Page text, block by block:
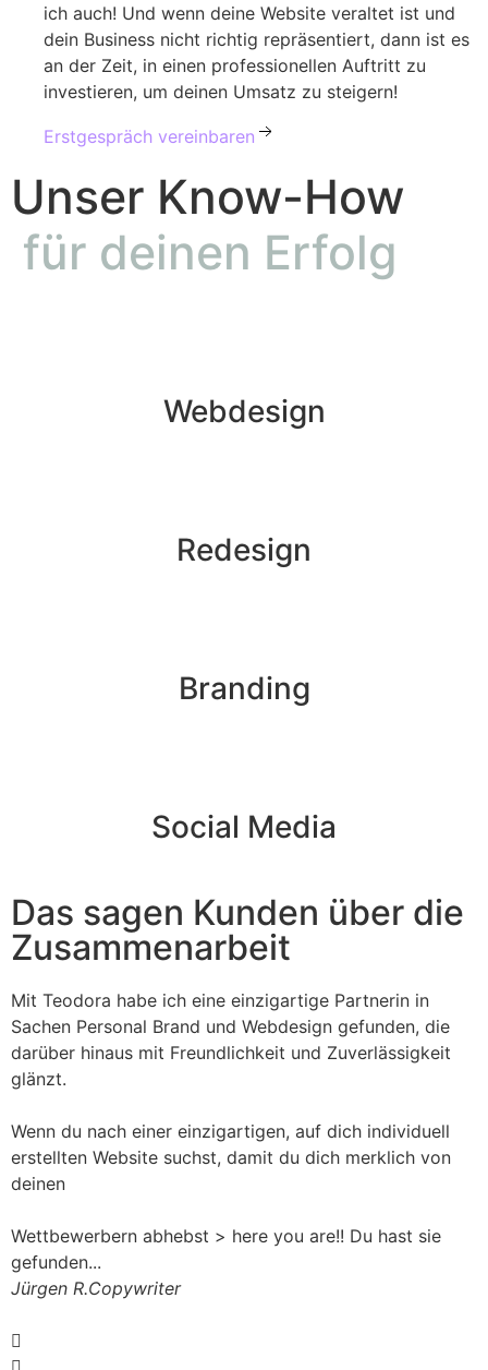
ich auch! Und wenn deine Website veraltet ist und
dein Business nicht richtig repräsentiert, dann ist es
an der Zeit, in einen professionellen Auftritt zu
investieren, um deinen Umsatz zu steigern!
Erstgespräch vereinbaren
Unser Know-How
für deinen Erfolg
Webdesign
Redesign
Branding
Social Media
Das sagen Kunden über die
Zusammenarbeit
Mit Teodora habe ich eine einzigartige Partnerin in
Sachen Personal Brand und Webdesign gefunden, die
darüber hinaus mit Freundlichkeit und Zuverlässigkeit
glänzt.
Wenn du nach einer einzigartigen, auf dich individuell
erstellten Website suchst, damit du dich merklich von
deinen
Wettbewerbern abhebst > here you are!! Du hast sie
gefunden...
Jürgen R.Copywriter